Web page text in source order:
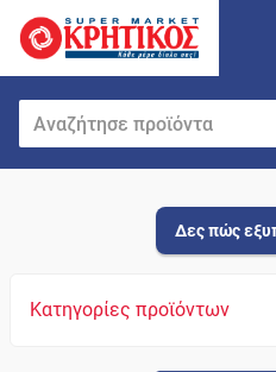
Δες πώς
Κατηγορίες προϊόντων